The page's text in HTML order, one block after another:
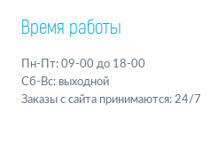
Время работы
Пн-Пт: 09-00 до 18-00
Сб-Вс: выходной
Заказы с сайта принимаются: 24/7